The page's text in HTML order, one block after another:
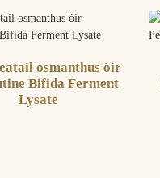
osmanthus òir
Bifida Ferment
Lysate